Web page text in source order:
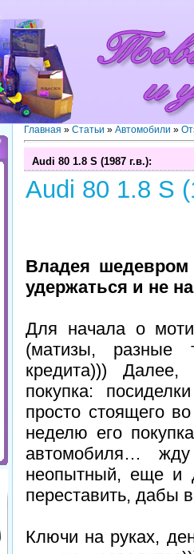
Главная » Статьи » Автомобили »
Audi 80 1.8 S (1987 г.в.):
Audi 80 1.8 S
Владея шедевром
удержаться и не
Для начала о
(матизы, разные
кредита)))
покупка:
просто стоящего
неделю его
автомобиля…
неопытный, еще и
переставить, дабы
Ключи на руках,